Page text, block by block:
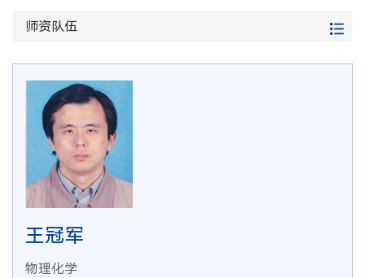
师资队伍
王冠军
物理化学